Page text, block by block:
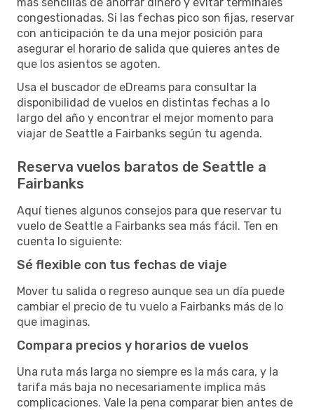
congestionadas. Si las fechas pico son fijas, reservar
con anticipación te da una mejor posición para
asegurar el horario de salida que quieres antes de
que los asientos se agoten.
Usa el buscador de eDreams para consultar la
disponibilidad de vuelos en distintas fechas a lo
largo del año y encontrar el mejor momento para
viajar de Seattle a Fairbanks según tu agenda.
Reserva vuelos baratos de Seattle a
Fairbanks
Aquí tienes algunos consejos para que reservar tu
vuelo de Seattle a Fairbanks sea más fácil. Ten en
cuenta lo siguiente:
Sé flexible con tus fechas de viaje
Mover tu salida o regreso aunque sea un día puede
cambiar el precio de tu vuelo a Fairbanks más de lo
que imaginas.
Compara precios y horarios de vuelos
Una ruta más larga no siempre es la más cara, y la
tarifa más baja no necesariamente implica más
complicaciones. Vale la pena comparar bien antes de